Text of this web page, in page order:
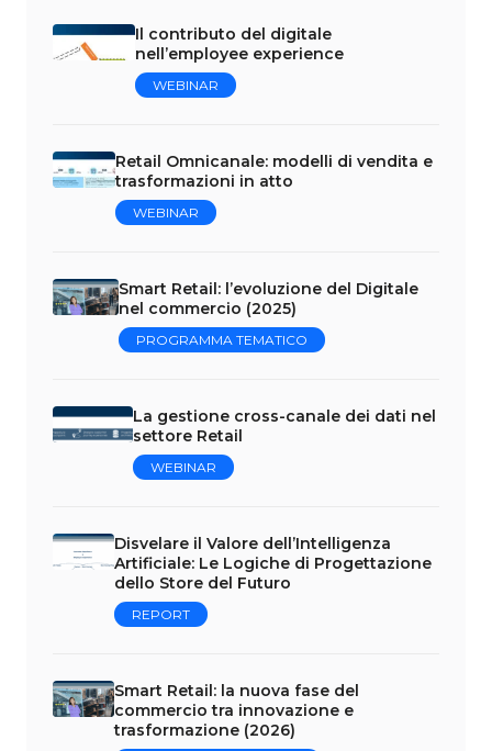
Il contributo del digitale
nell’employee experience
WEBINAR
Retail Omnicanale: modelli di vendita e
trasformazioni in atto
WEBINAR
Smart Retail: l’evoluzione del Digitale
nel commercio (2025)
PROGRAMMA TEMATICO
La gestione cross-canale dei dati nel
settore Retail
WEBINAR
Disvelare il Valore dell’Intelligenza
Artificiale: Le Logiche di Progettazione
dello Store del Futuro
REPORT
Smart Retail: la nuova fase del
commercio tra innovazione e
trasformazione (2026)